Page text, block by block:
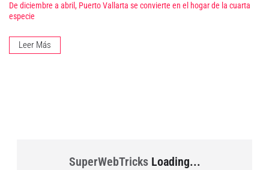
De diciembre a abril, Puerto Vallarta se convierte en el hogar de la cuarta
especie
Leer Más
SuperWebTricksLoading...